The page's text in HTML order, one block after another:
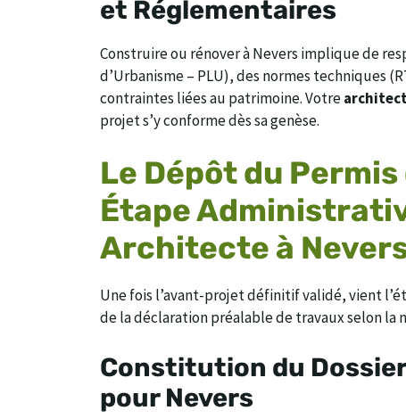
et Réglementaires
Construire ou rénover à Nevers implique de
d’Urbanisme – PLU), des normes techniques
contraintes liées au patrimoine. Votre
projet s’y conforme dès sa genèse.
Le Dépôt du
Étape
Architecte à
Une fois l’avant-projet définitif validé, vient
de la déclaration préalable de travaux selon la
Constitution du
pour Nevers